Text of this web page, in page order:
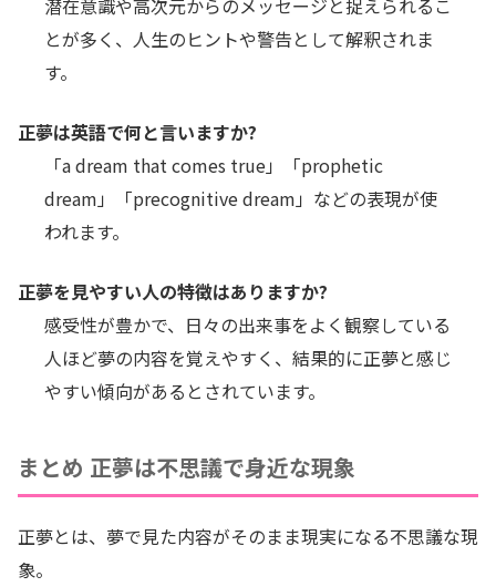
とが多く、人生のヒントや警告として解釈されま
す。
正夢は英語で何と言いますか?
「a dream that comes true」「prophetic
dream」「precognitive dream」などの表現が使
われます。
正夢を見やすい人の特徴はありますか?
感受性が豊かで、日々の出来事をよく観察している
人ほど夢の内容を覚えやすく、結果的に正夢と感じ
やすい傾向があるとされています。
まとめ 正夢は不思議で身近な現象
正夢とは、夢で見た内容がそのまま現実になる不思議な現
象。